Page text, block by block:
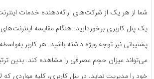
شما از هر یک از شرکت‌های ارائه‌دهنده خدمات اینترنت
یک پنل کاربری برخوردارید. هنگام مقایسه
پشتیبانی نیز توجه ویژه داشته باشید. هر کاربر
می‌تواند میزان حجم مصرفی را مشاهده کند. بدین
خود را مدیریت نماید. در پنل کاربری، کلیه مواردی که